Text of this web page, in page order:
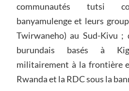
communautés tutsi
banyamulenge et leurs
Twirwaneho) au Sud-Kivu ;
burundais basés à
militairement à la frontière
Rwanda et la RDC sous la